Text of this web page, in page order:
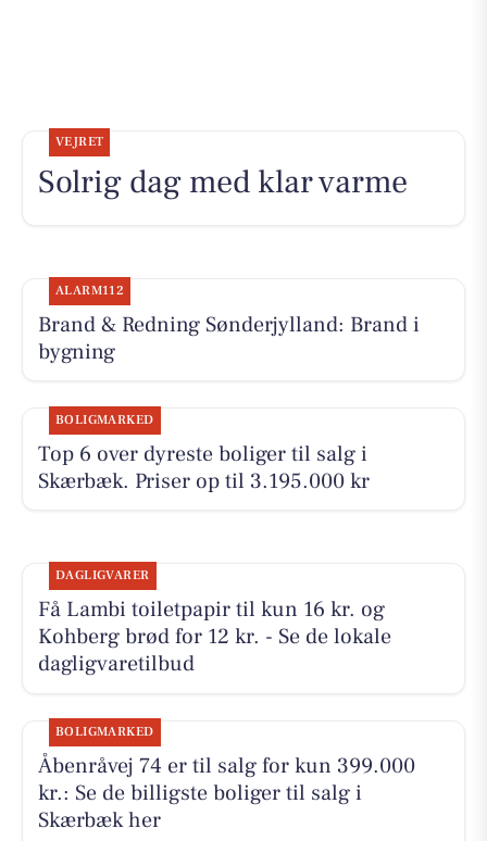
VEJRET
Solrig dag med klar varme
ALARM112
Brand & Redning Sønderjylland: Brand i
bygning
BOLIGMARKED
Top 6 over dyreste boliger til salg i
Skærbæk. Priser op til 3.195.000 kr
DAGLIGVARER
Få Lambi toiletpapir til kun 16 kr. og
Kohberg brød for 12 kr. - Se de lokale
dagligvaretilbud
BOLIGMARKED
Åbenråvej 74 er til salg for kun 399.000
kr.: Se de billigste boliger til salg i
Skærbæk her